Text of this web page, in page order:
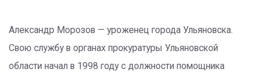
Александр Морозов — уроженец города Ульяновска.
Свою службу в органах прокуратуры Ульяновской
области начал в 1998 году с должности помощника